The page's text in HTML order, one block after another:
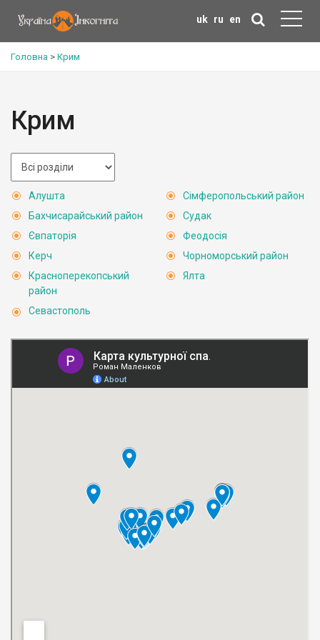
uk ru en
Головна > Крим
Крим
Алушта
Бахчисарайський район
Євпаторія
Керч
Красноперекопський
район
Севастополь
Сімферопольський район
Судак
Феодосія
Чорноморський район
Ялта